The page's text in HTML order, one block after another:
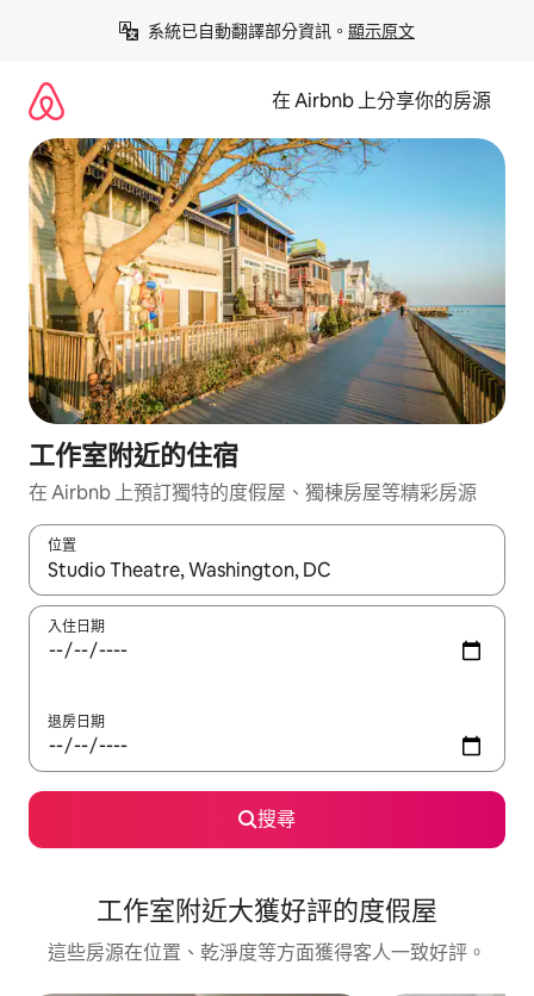
系統已自動翻譯部分資訊。 顯示原文
在 Airbnb 上分享你的房源
工作室附近的住宿
在 Airbnb 上預訂獨特的度假屋、獨棟房屋等精彩房源
位置
如有搜尋結果，瀏覽內容時請使用上下箭頭，或輕點、滑動裝置。
入住日期
退房日期
搜尋
工作室附近大獲好評的度假屋
這些房源在位置、乾淨度等方面獲得客人一致好評。